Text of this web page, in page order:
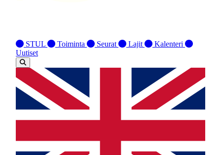
STUL Toiminta Seurat Lajit
Kalenteri
Uutiset